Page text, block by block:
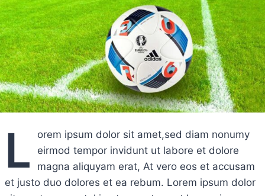
L
orem ipsum dolor sit amet,sed diam nonumy
eirmod tempor invidunt ut labore et dolore
magna aliquyam erat, At vero eos et accusam
et justo duo dolores et ea rebum. Lorem ipsum dolor